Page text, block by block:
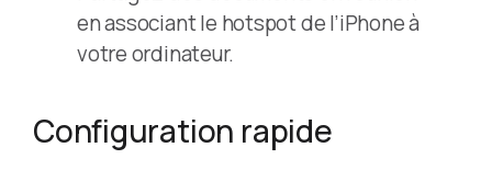
en associant le hotspot de l’iPhone à
votre ordinateur.
Configuration rapide